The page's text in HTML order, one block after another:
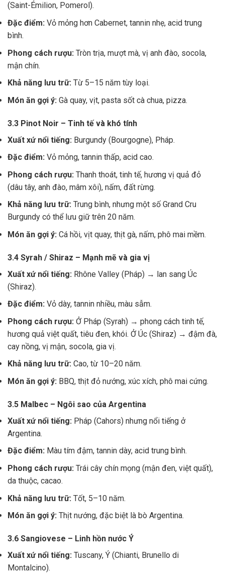
(Saint-Émilion, Pomerol).
Đặc điểm: Vỏ mỏng hơn Cabernet, tannin nhẹ, acid trung
bình.
Phong cách rượu: Tròn trịa, mượt mà, vị anh đào, socola,
mận chín.
Khả năng lưu trữ: Từ 5–15 năm tùy loại.
Món ăn gợi ý: Gà quay, vịt, pasta sốt cà chua, pizza.
3.3 Pinot Noir – Tinh tế và khó tính
Xuất xứ nổi tiếng: Burgundy (Bourgogne), Pháp.
Đặc điểm: Vỏ mỏng, tannin thấp, acid cao.
Phong cách rượu: Thanh thoát, tinh tế, hương vị quả đỏ
(dâu tây, anh đào, mâm xôi), nấm, đất rừng.
Khả năng lưu trữ: Trung bình, nhưng một số Grand Cru
Burgundy có thể lưu giữ trên 20 năm.
Món ăn gợi ý: Cá hồi, vịt quay, thịt gà, nấm, phô mai mềm.
3.4 Syrah / Shiraz – Mạnh mẽ và gia vị
Xuất xứ nổi tiếng: Rhône Valley (Pháp) → lan sang Úc
(Shiraz).
Đặc điểm: Vỏ dày, tannin nhiều, màu sẫm.
Phong cách rượu: Ở Pháp (Syrah) → phong cách tinh tế,
hương quả việt quất, tiêu đen, khói. Ở Úc (Shiraz) → đậm đà,
cay nồng, vị mận, socola, gia vị.
Khả năng lưu trữ: Cao, từ 10–20 năm.
Món ăn gợi ý: BBQ, thịt đỏ nướng, xúc xích, phô mai cứng.
3.5 Malbec – Ngôi sao của Argentina
Xuất xứ nổi tiếng: Pháp (Cahors) nhưng nổi tiếng ở
Argentina.
Đặc điểm: Màu tím đậm, tannin dày, acid trung bình.
Phong cách rượu: Trái cây chín mọng (mận đen, việt quất),
da thuộc, cacao.
Khả năng lưu trữ: Tốt, 5–10 năm.
Món ăn gợi ý: Thịt nướng, đặc biệt là bò Argentina.
3.6 Sangiovese – Linh hồn nước Ý
Xuất xứ nổi tiếng: Tuscany, Ý (Chianti, Brunello di
Montalcino).